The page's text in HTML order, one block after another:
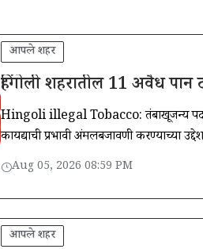
आपले शहर
हिंगोली शहरातील 11 अवैध पान
Hingoli illegal Tobacco: तंबाखूजन्य
कायद्याची प्रभावी अंमलबजावणी करण्याच्या
कारवाई
Aug 05, 2026 08:59 PM
आपले शहर